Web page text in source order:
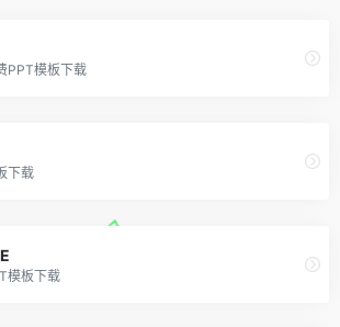
PPT模板下载
下载
模板下载